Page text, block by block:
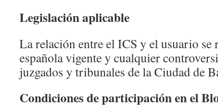
Legislación aplicable
La relación entre el ICS y el usuario
española vigente y cualquier
juzgados y tribunales de la Ciudad de
Condiciones de participación en el